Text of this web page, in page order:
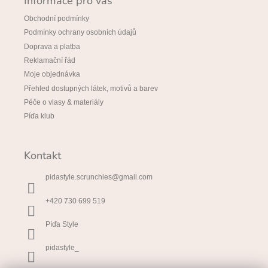
Obchodní podmínky
Podmínky ochrany osobních údajů
Doprava a platba
Reklamační řád
Moje objednávka
Přehled dostupných látek, motivů a barev
Péče o vlasy & materiály
Píďa klub
Kontakt
pidastyle.scrunchies@gmail.com
+420 730 699 519
Píďa Style
pidastyle_